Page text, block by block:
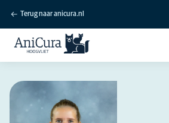
Terug naar anicura.nl